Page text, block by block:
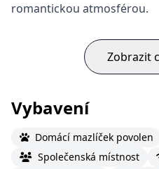
romantickou atmosférou.
Zobrazit
Vybavení
Domácí mazlíček povolen
Společenská místnost